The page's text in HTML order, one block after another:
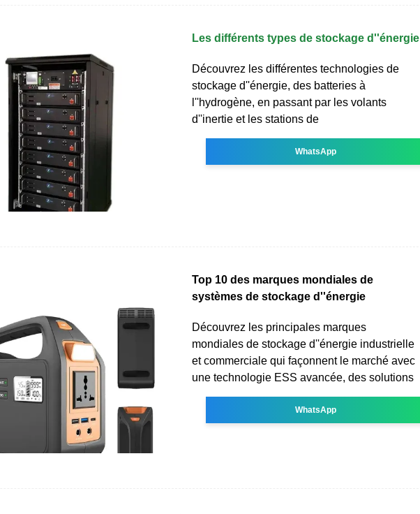
Les différents types de stockage d''énergie
Découvrez les différentes technologies de
stockage d''énergie, des batteries à
l''hydrogène, en passant par les volants
d''inertie et les stations de
WhatsApp
Top 10 des marques mondiales de
systèmes de stockage d''énergie
Découvrez les principales marques
mondiales de stockage d''énergie industrielle
et commerciale qui façonnent le marché avec
une technologie ESS avancée, des solutions
WhatsApp